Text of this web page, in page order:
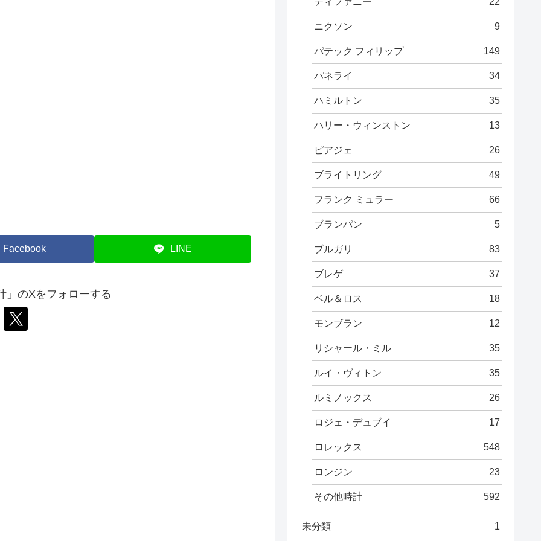
Facebook LINE
」のXをフォローする
ニクソン 9
パテック フィリップ 149
パネライ 34
ハミルトン 35
ハリー・ウィンストン 13
ピアジェ 26
ブライトリング 49
フランク ミュラー 66
ブランパン 5
ブルガリ 83
ブレゲ 37
ベル＆ロス 18
モンブラン 12
リシャール・ミル 35
ルイ・ヴィトン 35
ルミノックス 26
ロジェ・デュブイ 17
ロレックス 548
ロンジン 23
その他時計 592
未分類 1